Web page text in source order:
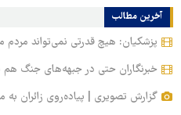
آخرین مطالب
پزشکیان: هیچ قدرتی نمی‌تواند مردم
خبرنگاران حتی در جبهه‌های جنگ
گزارش تصویری | پیاده‌روی زائران